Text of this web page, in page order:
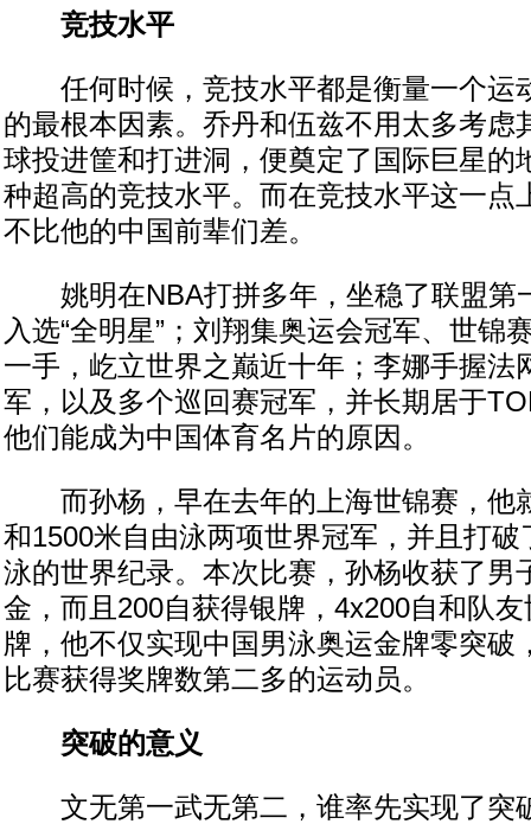
竞技水平
任何时候，竞技水平都是衡量一个运
的最根本因素。乔丹和伍兹不用太多考虑
球投进筐和打进洞，便奠定了国际巨星的
种超高的竞技水平。而在竞技水平这一点
不比他的中国前辈们差。
姚明在NBA打拼多年，坐稳了联盟第
入选“全明星”；刘翔集奥运会冠军、世锦
一手，屹立世界之巅近十年；李娜手握法
军，以及多个巡回赛冠军，并长期居于
他们能成为中国体育名片的原因。
而孙杨，早在去年的上海世锦赛，他
和1500米自由泳两项世界冠军，并且打破
泳的世界纪录。本次比赛，孙杨收获了男
金，而且200自获得银牌，4x200自和队
牌，他不仅实现中国男泳奥运金牌零突破
比赛获得奖牌数第二多的运动员。
突破的意义
文无第一武无第二，谁率先实现了突